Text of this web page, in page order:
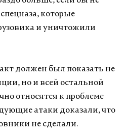
которые
и уничтожили
должен был показать не
но и всей остальной
относятся к проблеме
атаки доказали, что
не сделали.